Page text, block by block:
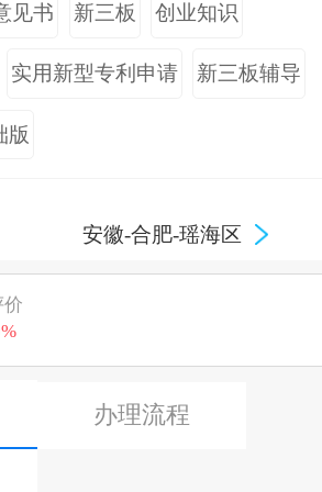
见书 新三板 创业知识
实用新型专利申请 新三板辅导
版
安徽-合肥-瑶海区
价
办理流程